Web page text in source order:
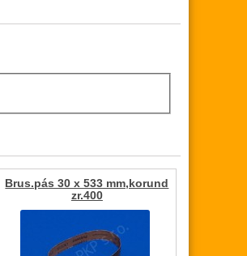
Brus.pás 30 x 533 mm,korund
zr.400